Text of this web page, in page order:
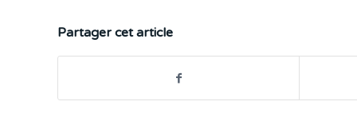
Partager cet article